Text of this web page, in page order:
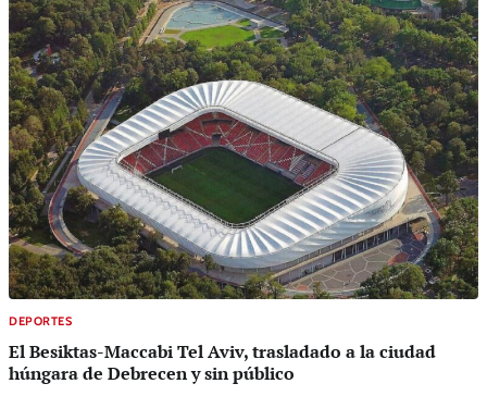
DEPORTES
El Besiktas-Maccabi Tel Aviv, trasladado a la ciudad
húngara de Debrecen y sin público